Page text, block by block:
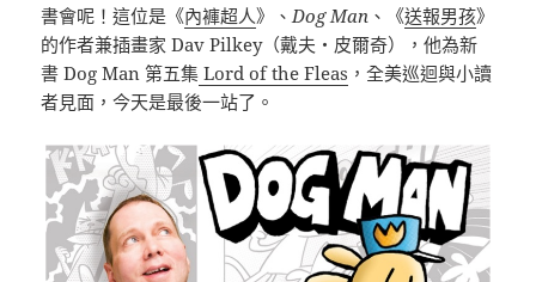
書會呢！這位是《內褲超人》、 Dog Man 、《送報男孩》
的作者兼插畫家 Dav Pilkey（戴夫・皮爾奇），他為新
書 Dog Man 第五集 Lord of the Fleas ，全美巡迴與小讀
者見面，今天是最後一站了。